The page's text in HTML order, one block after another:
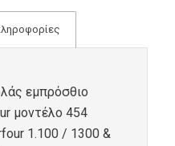
εμπρόσθιο
μοντέλο 454
1.100 / 1300 &